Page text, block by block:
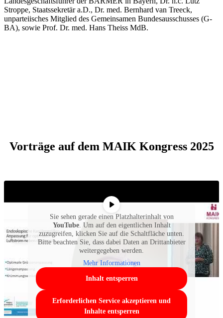
Stroppe, Staatssekretär a.D., Dr. med. Bernhard van Treeck,
unparteiisches Mitglied des Gemeinsamen Bundesausschusses (G-
BA), sowie Prof. Dr. med. Hans Theiss MdB.
Vorträge auf dem MAIK Kongress 2025
Sie sehen gerade einen Platzhalterinhalt von
YouTube. Um auf den eigentlichen Inhalt
zuzugreifen, klicken Sie auf die Schaltfläche unten.
Bitte beachten Sie, dass dabei Daten an Drittanbieter
weitergegeben werden.
Mehr Informationen
Inhalt entsperren
Erforderlichen Service akzeptieren und
Inhalte entsperren